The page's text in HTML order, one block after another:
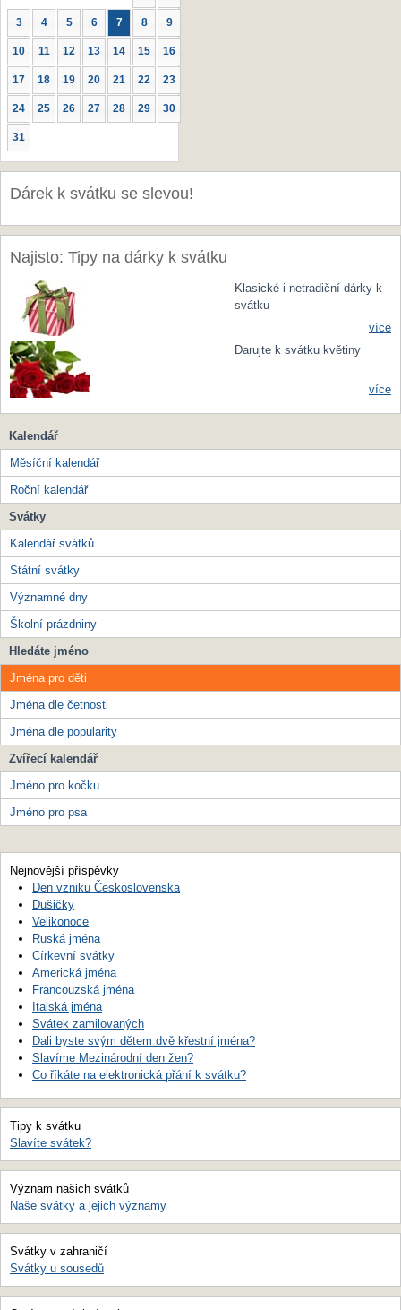
3 4 5 6 7 8 9
10 11 12 13 14 15 16
17 18 19 20 21 22 23
24 25 26 27 28 29 30
31
Dárek k svátku se slevou!
Najisto: Tipy na dárky k svátku
Klasické i netradiční dárky k
svátku
více
Darujte k svátku květiny
více
Kalendář
Měsíční kalendář
Roční kalendář
Svátky
Kalendář svátků
Státní svátky
Významné dny
Školní prázdniny
Hledáte jméno
Jména pro děti
Jména dle četnosti
Jména dle popularity
Zvířecí kalendář
Jméno pro kočku
Jméno pro psa
Nejnovější příspěvky
Den vzniku Československa
Dušičky
Velikonoce
Ruská jména
Církevní svátky
Americká jména
Francouzská jména
Italská jména
Svátek zamilovaných
Dali byste svým dětem dvě křestní jména?
Slavíme Mezinárodní den žen?
Co říkáte na elektronická přání k svátku?
Tipy k svátku
Slavíte svátek?
Význam našich svátků
Naše svátky a jejich významy
Svátky v zahraničí
Svátky u sousedů